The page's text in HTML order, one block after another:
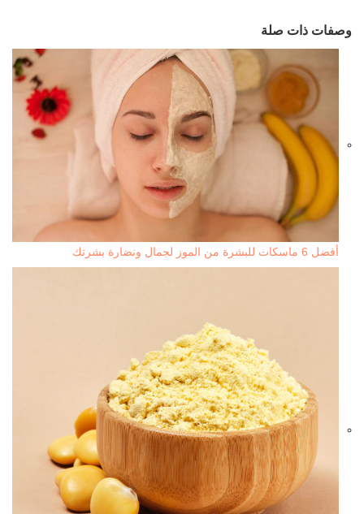
وصفات ذات صلة
أفضل 6 ماسكات للبشرة من الموز لجمال ونضارة بشرتك